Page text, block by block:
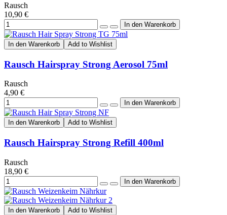
Rausch
10,90 €
In den Warenkorb Add to Wishlist
Rausch Hairspray Strong Aerosol 75ml
Rausch
4,90 €
In den Warenkorb Add to Wishlist
Rausch Hairspray Strong Refill 400ml
Rausch
18,90 €
In den Warenkorb Add to Wishlist